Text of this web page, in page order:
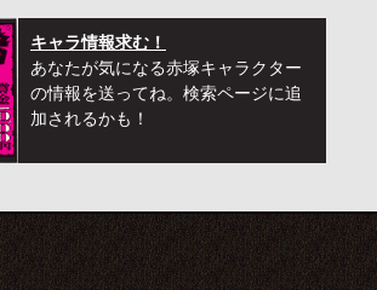
キャラ情報求む！
あなたが気になる赤塚キャラクター
の情報を送ってね。検索ページに追
加されるかも！